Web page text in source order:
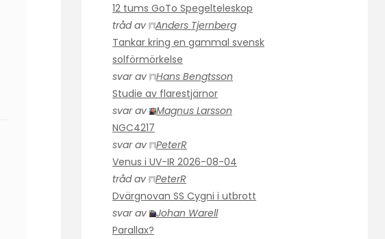
12 tums GoTo Spegelteleskop
tråd av
Anders Tjernberg
Tankar kring en gammal svensk
solförmörkelse
svar av
Hans Bengtsson
Studie av flarestjärnor
svar av
Magnus Larsson
NGC4217
svar av
PeterR
Venus i UV-IR 2026-08-04
tråd av
PeterR
Dvärgnovan SS Cygni i utbrott
svar av
Johan Warell
Parallax?